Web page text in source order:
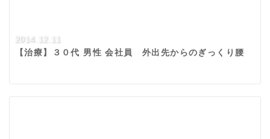
2014.12.11
【治療】３０代 男性 会社員 外出先からのぎっくり腰